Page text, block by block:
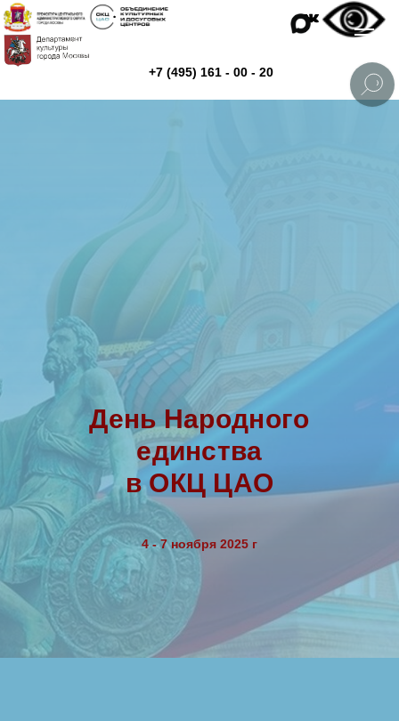
День Народного
единства
в ОКЦ ЦАО
4 - 7 ноября 2025 г